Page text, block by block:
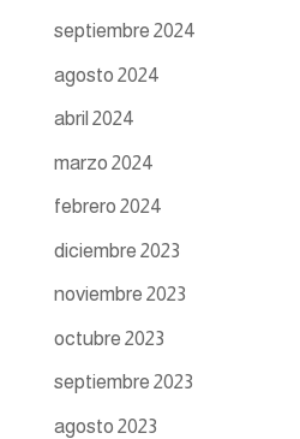
septiembre 2024
agosto 2024
abril 2024
marzo 2024
febrero 2024
diciembre 2023
noviembre 2023
octubre 2023
septiembre 2023
agosto 2023